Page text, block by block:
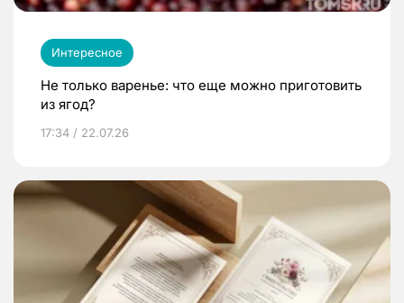
Интересное
Не только варенье: что еще можно приготовить
из ягод?
17:34 / 22.07.26